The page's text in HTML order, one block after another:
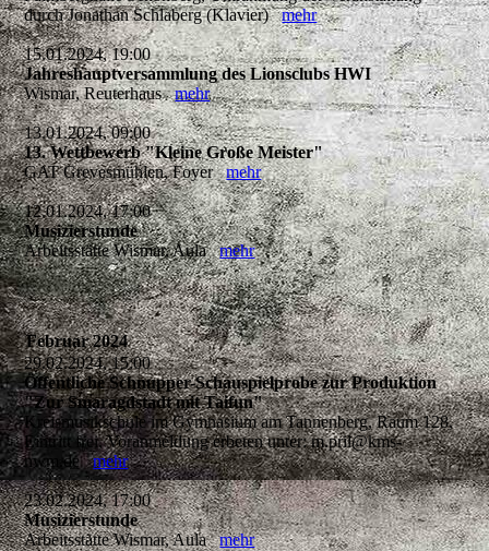
durch Jonathan Schlaberg (Klavier)mehr
15.01.2024, 19:00
Jahreshauptversammlung des Lionsclubs HWI
Wismar, Reuterhausmehr
13.01.2024, 09:00
13. Wettbewerb "Kleine Große Meister"
GAT Grevesmühlen, Foyermehr
12.01.2024, 17:00
Musizierstunde
Arbeitsstätte Wismar, Aulamehr
Februar 2024
29.02.2024, 15:00
Öffentliche Schnupper-Schauspielprobe zur Produktion
"Zur Smaragdstadt mit Taifun"
Kreismusikschule im Gymnasium am Tannenberg, Raum 128,
Eintritt frei, Voranmeldung erbeten unter: m.pril@kms-
nwm.demehr
23.02.2024, 17:00
Musizierstunde
Arbeitsstätte Wismar, Aulamehr